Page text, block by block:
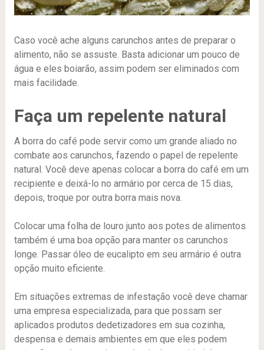
Caso você ache alguns carunchos antes de preparar o
alimento, não se assuste. Basta adicionar um pouco de
água e eles boiarão, assim podem ser eliminados com
mais facilidade.
Faça um repelente natural
A borra do café pode servir como um grande aliado no
combate aos carunchos, fazendo o papel de repelente
natural. Você deve apenas colocar a borra do café em um
recipiente e deixá-lo no armário por cerca de 15 dias,
depois, troque por outra borra mais nova.
Colocar uma folha de louro junto aos potes de alimentos
também é uma boa opção para manter os carunchos
longe. Passar óleo de eucalipto em seu armário é outra
opção muito eficiente.
Em situações extremas de infestação você deve chamar
uma empresa especializada, para que possam ser
aplicados produtos dedetizadores em sua cozinha,
despensa e demais ambientes em que eles podem